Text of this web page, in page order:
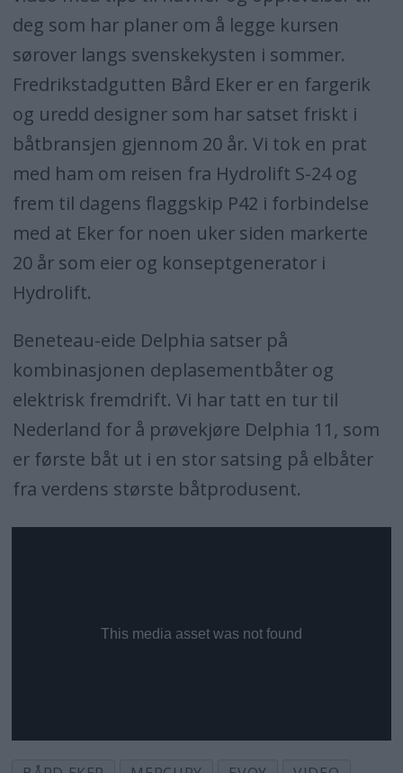
deg som har planer om å legge kursen
sørover langs svenskekysten i sommer.
Fredrikstadgutten Bård Eker er en fargerik
og uredd designer som har satset friskt i
båtbransjen gjennom 20 år. Vi tok en prat
med ham om reisen fra Hydrolift S-24 og
frem til dagens flaggskip P42 i forbindelse
med at Eker for noen uker siden markerte
20 år som eier og konseptgenerator i
Hydrolift.
Beneteau-eide Delphia satser på
kombinasjonen deplasementbåter og
elektrisk fremdrift. Vi har tatt en tur til
Nederland for å prøvekjøre Delphia 11, som
er første båt ut i en stor satsing på elbåter
fra verdens største båtprodusent.